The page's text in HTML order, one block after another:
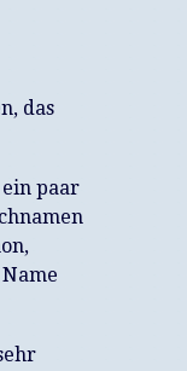
das
paar